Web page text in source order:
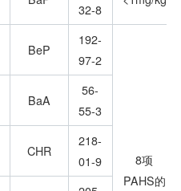
32-8
BeP
192-
97-2
8项
PAHS的
BaA
56-
55-3
CHR
218-
01-9